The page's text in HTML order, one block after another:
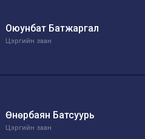
Оюунбат Батжаргал
Цэргийн заан
Өнөрбаян Батсуурь
Цэргийн заан